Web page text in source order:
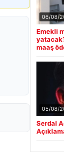
06/08/
Emekli
maaş
05/08/
Serdal